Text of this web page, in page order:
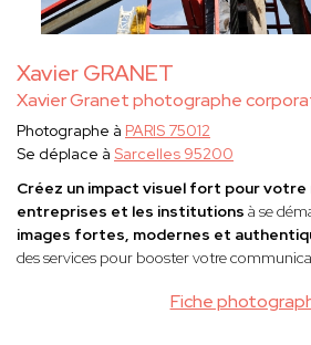
Xavier GRANET
Xavier Granet photographe
Fiche
Photographe à PARIS 75012
Se déplace à Sarcelles 95200
Créez un impact visuel fort pour votre
entreprises et les institutions à se
images fortes, modernes et
des services pour booster votre